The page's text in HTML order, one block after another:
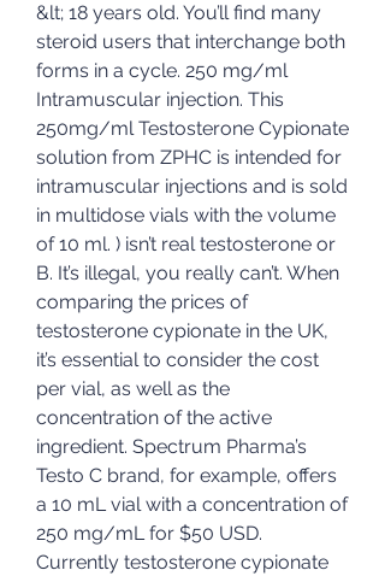
&lt; 18 years old. You’ll find many
steroid users that interchange both
forms in a cycle. 250 mg/ml
Intramuscular injection. This
250mg/ml Testosterone Cypionate
solution from ZPHC is intended for
intramuscular injections and is sold
in multidose vials with the volume
of 10 ml. ) isn’t real testosterone or
B. It’s illegal, you really can’t. When
comparing the prices of
testosterone cypionate in the UK,
it’s essential to consider the cost
per vial, as well as the
concentration of the active
ingredient. Spectrum Pharma’s
Testo C brand, for example, offers
a 10 mL vial with a concentration of
250 mg/mL for $50 USD.
Currently testosterone cypionate